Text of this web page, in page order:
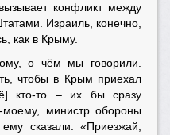
конфликт между
Израиль, конечно,
как в Крыму.
о чём мы говорили.
чтобы в Крым приехал
кто-то – их бы сразу
моему, министр обороны
сказали: «Приезжай,